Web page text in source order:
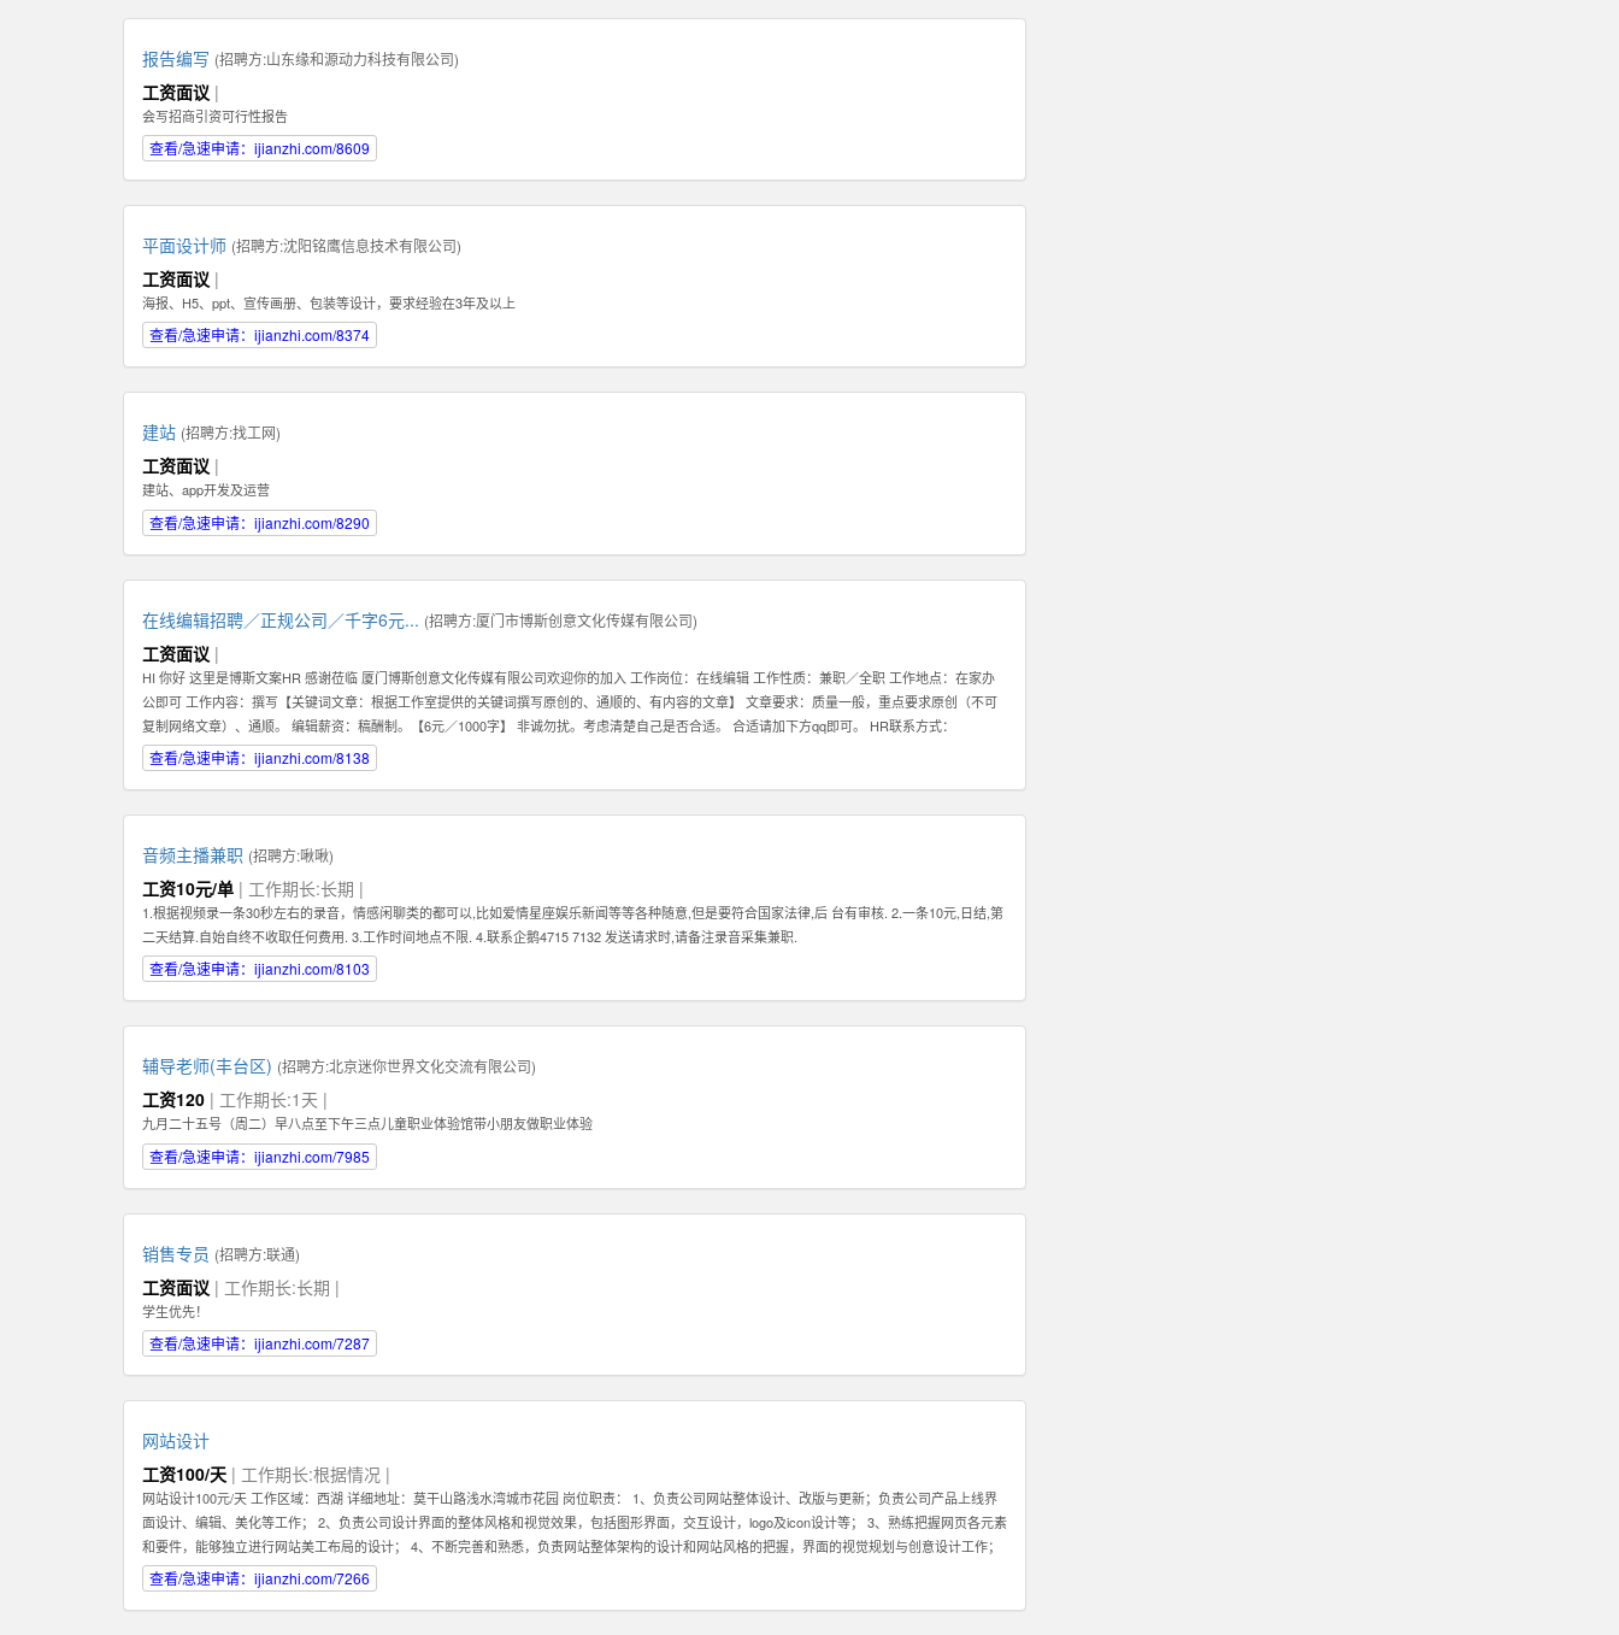
报告编写 (招聘方:山东缘和源动力科技有限公司)
工资面议 |
会写招商引资可行性报告
查看/急速申请：ijianzhi.com/8609
平面设计师 (招聘方:沈阳铭鹰信息技术有限公司)
工资面议 |
海报、H5、ppt、宣传画册、包装等设计，要求经验在3年及以上
查看/急速申请：ijianzhi.com/8374
建站 (招聘方:找工网)
工资面议 |
建站、app开发及运营
查看/急速申请：ijianzhi.com/8290
在线编辑招聘／正规公司／千字6元... (招聘方:厦门市博斯创意文化传媒有限公司)
工资面议 |
HI 你好 这里是博斯文案HR 感谢莅临 厦门博斯创意文化传媒有限公司欢迎你的加入 工作岗位：在线编辑 工作性质：兼职／全职 工作地点：在家办
公即可 工作内容：撰写【关键词文章：根据工作室提供的关键词撰写原创的、通顺的、有内容的文章】 文章要求：质量一般，重点要求原创（不可
复制网络文章）、通顺。 编辑薪资：稿酬制。【6元／1000字】 非诚勿扰。考虑清楚自己是否合适。 合适请加下方qq即可。 HR联系方式：
qq【599383539】
查看/急速申请：ijianzhi.com/8138
音频主播兼职 (招聘方:啾啾)
工资10元/单 | 工作期长:长期 |
1.根据视频录一条30秒左右的录音，情感闲聊类的都可以,比如爱情星座娱乐新闻等等各种随意,但是要符合国家法律,后 台有审核. 2.一条10元,日结,第
二天结算.自始自终不收取任何费用. 3.工作时间地点不限. 4.联系企鹅4715 7132 发送请求时,请备注录音采集兼职.
查看/急速申请：ijianzhi.com/8103
辅导老师(丰台区) (招聘方:北京迷你世界文化交流有限公司)
工资120 | 工作期长:1天 |
九月二十五号（周二）早八点至下午三点儿童职业体验馆带小朋友做职业体验
查看/急速申请：ijianzhi.com/7985
销售专员 (招聘方:联通)
工资面议 | 工作期长:长期 |
学生优先！
查看/急速申请：ijianzhi.com/7287
网站设计
工资100/天 | 工作期长:根据情况 |
网站设计100元/天 工作区域：西湖 详细地址：莫干山路浅水湾城市花园 岗位职责： 1、负责公司网站整体设计、改版与更新；负责公司产品上线界
面设计、编辑、美化等工作； 2、负责公司设计界面的整体风格和视觉效果，包括图形界面，交互设计，logo及icon设计等； 3、熟练把握网页各元素
和要件，能够独立进行网站美工布局的设计； 4、不断完善和熟悉，负责网站整体架构的设计和网站风格的把握，界面的视觉规划与创意设计工作；
5、认真做好各类信息和资料的收集、整理、汇总、归档等工作，为公司各项目的成功开发提供优质素材； 6、负责公司产品包括网页和手机应用程
序等的人机交互界面设计，提高用户使用体验； 7、根据项目具体要求解决各类UI设计和优化问题。 职位要求： 1、一年以上相关专业工作经验。
查看/急速申请：ijianzhi.com/7266